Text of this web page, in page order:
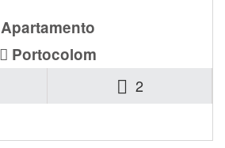
Apartamento
Portocolom
2